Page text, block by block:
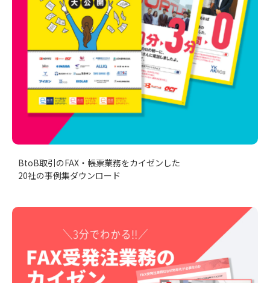
BtoB取引のFAX・帳票業務をカイゼンした
20社の事例集ダウンロード